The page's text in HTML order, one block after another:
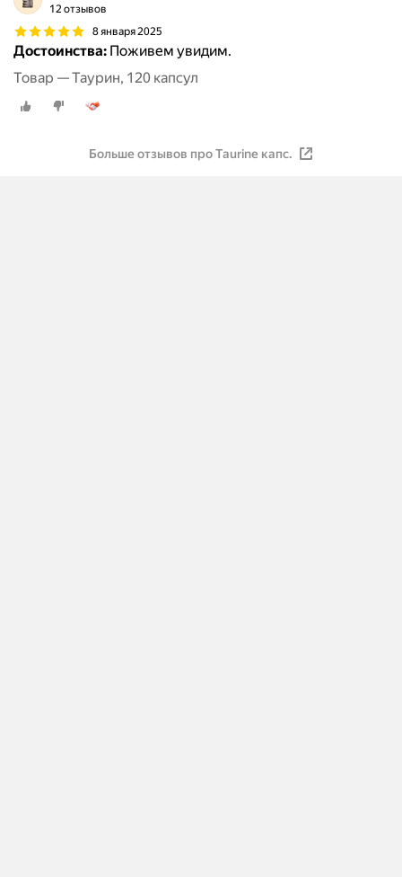
12 отзывов
8 января 2025
Достоинства: Поживем увидим.
Товар — Таурин, 120 капсул
Больше отзывов про Taurine капс.